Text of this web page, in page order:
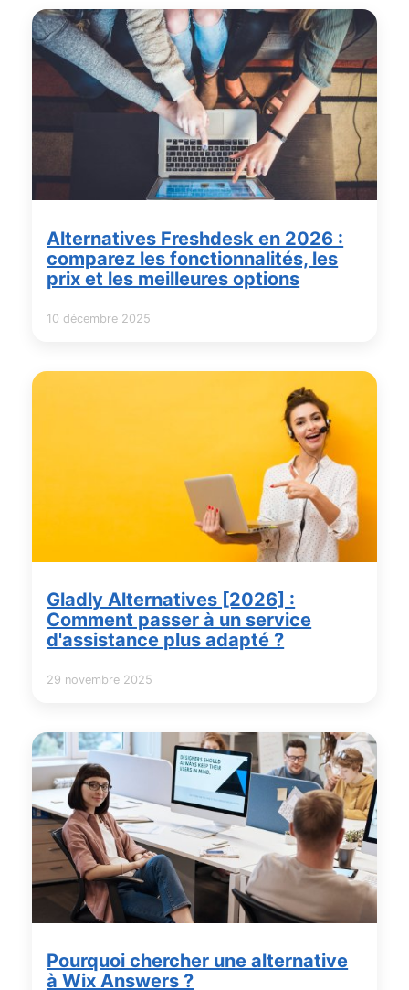
Alternatives Freshdesk en 2026 :
comparez les fonctionnalités, les
prix et les meilleures options
10 décembre 2025
Gladly Alternatives [2026] :
Comment passer à un service
d'assistance plus adapté ?
29 novembre 2025
Pourquoi chercher une alternative
à Wix Answers ?